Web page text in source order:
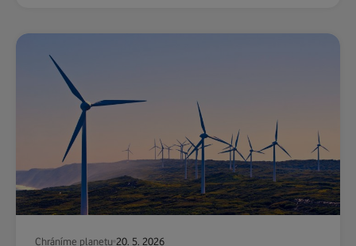
Chráníme planetu 20. 5. 2026